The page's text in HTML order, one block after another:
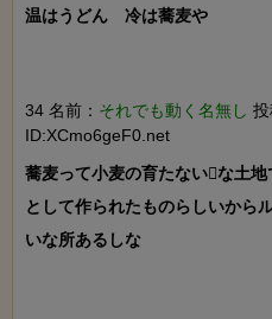
温はうどん　冷は蕎麦や
34 名前： それでも動く名無し
ID:XCmo6geF0.net
蕎麦って小麦の育たないな土
として作られたものらしいから
いな所あるしな